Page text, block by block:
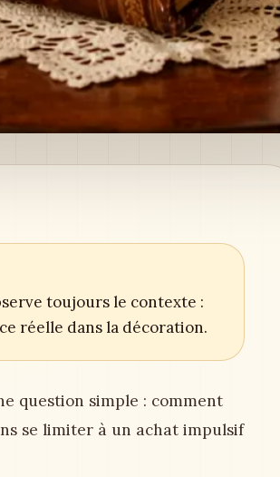
toujours le contexte :
réelle dans la décoration.
question simple : comment
se limiter à un achat impulsif